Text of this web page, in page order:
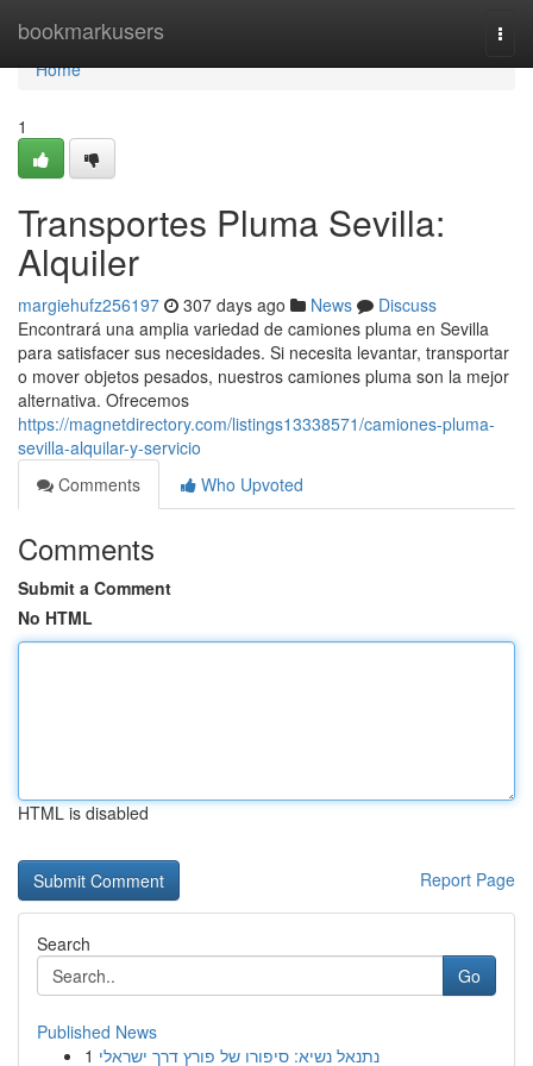
bookmarkusers
Home
Home
1
Transportes Pluma Sevilla:
Alquiler
margiehufz256197 307 days ago News
Discuss
Encontrará una amplia variedad de camiones pluma en Sevilla
para satisfacer sus necesidades. Si necesita levantar, transportar
o mover objetos pesados, nuestros camiones pluma son la mejor
alternativa. Ofrecemos
https://magnetdirectory.com/listings13338571/camiones-pluma-
sevilla-alquilar-y-servicio
Comments
Who Upvoted
Comments
Submit a Comment
No HTML
HTML is disabled
Report Page
Search
Go
Published News
1 נתנאל נשיא: סיפורו של פורץ דרך ישראלי